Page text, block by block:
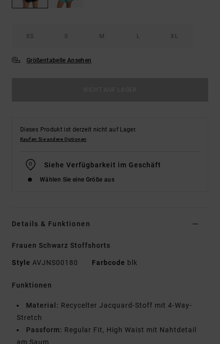
XS S M L XL
Größentabelle Ansehen
Dieses Produkt ist derzeit nicht auf Lager.
Kaufen Sie andere Optionen
Siehe Verfügbarkeit im Geschäft
Wählen Sie eine Größe aus
Details & Funktionen
Frauen Schwarz Stoffshorts
Style AVJNS00180 Farbcode blk
Funktionen
Material: Recycelter Jacquard-Stoff mit 4-Way-
Stretch
Passform: Regular Fit, High Waist mit Nahtdetail
am Saum